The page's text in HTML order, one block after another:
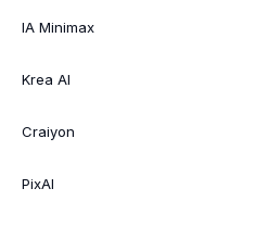
IA Minimax
Krea AI
Craiyon
PixAI